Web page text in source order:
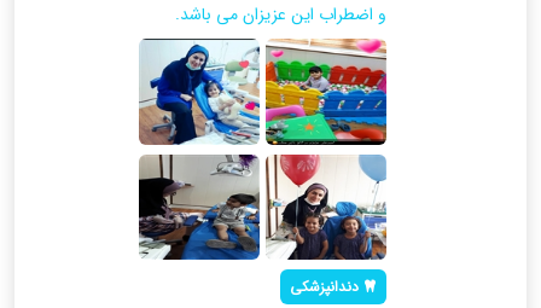
و اضطراب این عزیزان می باشد.
دندانپزشکی